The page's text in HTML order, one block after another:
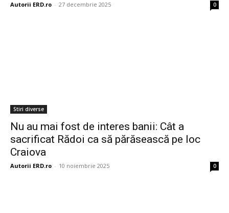
Autorii ERD.ro - 27 decembrie 2025 0
Stiri diverse
Nu au mai fost de interes banii: Cât a
sacrificat Rădoi ca să părăsească pe loc
Craiova
Autorii ERD.ro - 10 noiembrie 2025 0